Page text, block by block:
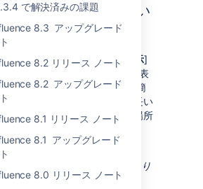
で解決済みの課題
8.3 アップグレード
8.2 リリース ノート
8.2 アップグレード
8.1 リリース ノート
8.1 アップグレード
8.0 リリース ノート
コメントを見逃さない
ら [インライン コメントを表示]
キーボードの「v」を押すと、表
ジ上のインライン コメントを簡
とができます。この機能は、長い
テンツが非表示になっている場所
イン コメントを見逃しません。
ット: インライン コメントはあり